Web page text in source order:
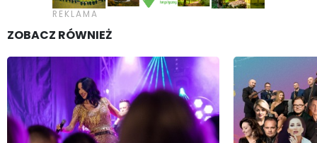
ZOBACZ RÓWNIEŻ